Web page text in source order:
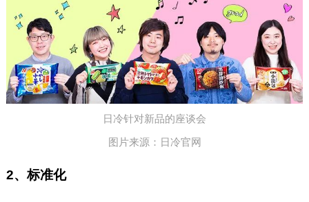
日冷针对新品的座谈会
图片来源：日冷官网
2、标准化